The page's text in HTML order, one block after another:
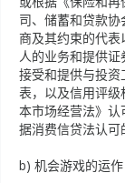
司、储蓄和贷款
商及其约束的代
人的业务和提供证
接受和提供与投
表，以及信用评
本市场经营法》
据消费信贷法认可
b) 机会游戏的运作